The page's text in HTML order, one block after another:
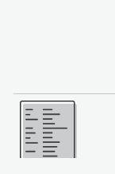
Dugang pa